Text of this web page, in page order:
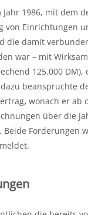
1986, mit dem
Einrichtungen
die damit
war – mit
125.000
beanspruchte
, wonach er ab
über die
Forderungen